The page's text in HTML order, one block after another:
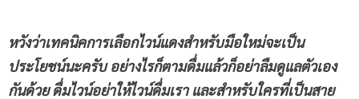
หวังว่าเทคนิคการเลือกไวน์แดงสำหรับมือใหม่จะเป็น
ประโยชน์นะครับ อย่างไรก็ตามดื่มแล้วก็อย่าลืมดูแลตัวเอง
กันด้วย ดื่มไวน์อย่าให้ไวน์ดื่มเรา และสำหรับใครที่เป็นสาย